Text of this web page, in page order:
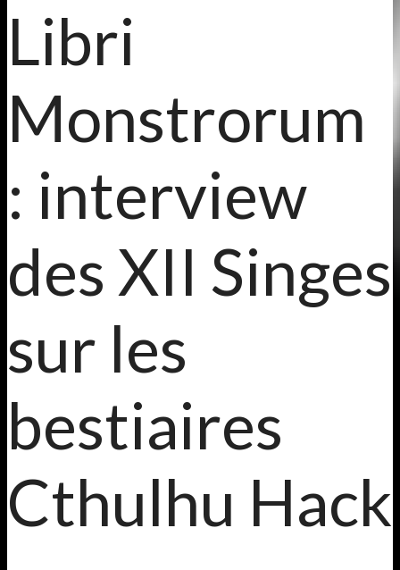
Libri
Monstrorum
: interview
des XII Singes
sur les
bestiaires
Cthulhu Hack